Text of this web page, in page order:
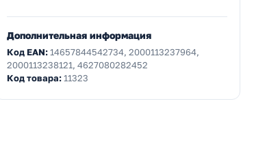
Дополнительная информация
Код EAN:14657844542734, 2000113237964,
2000113238121, 4627080282452
Код товара:11323